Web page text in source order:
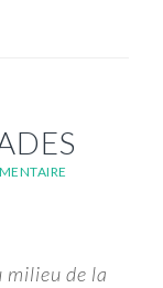
milieu de la